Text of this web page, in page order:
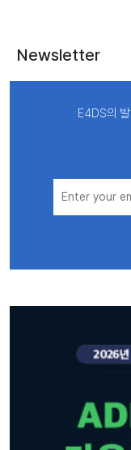
Newsletter
E4DS의